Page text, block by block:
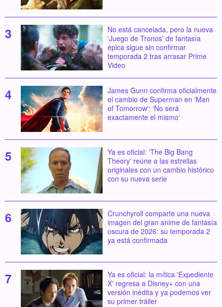
No está cancelada, pero la nueva
'Juego de Tronos' de fantasía
épica sigue sin confirmar
temporada 2 tras arrasar Prime
Video
James Gunn confirma oficialmente
el cambio de Superman en 'Man
of Tomorrow': 'No será
exactamente el mismo'
Ya es oficial: 'The Big Bang
Theory' reúne a las estrellas
originales con un cambio histórico
con su nueva serie
Crunchyroll comparte una nueva
imagen del gran anime de fantasía
oscura de 2026: su temporada 2
ya está confirmada
Ya es oficial: la mítica 'Expediente
X' regresa a Disney+ con una
versión inédita y ya podemos ver
su primer tráiler